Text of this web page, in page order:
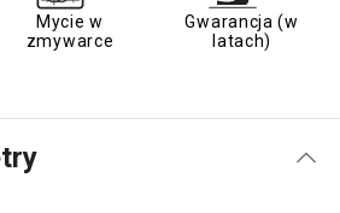
Mycie w
zmywarce
Gwarancja (w
latach)